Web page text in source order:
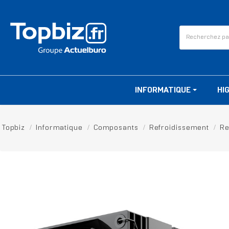
INFORMATIQUE
Topbiz Informatique Composants Refroidissement